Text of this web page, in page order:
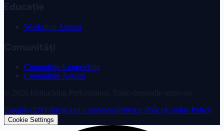
Educație
Workshop Autism
Comunități
Comunitate Longevitate
Comunitate Autism
English (EN)Terms and ConditionsPrivacy PolicyCookie Policy
Cookie Settings